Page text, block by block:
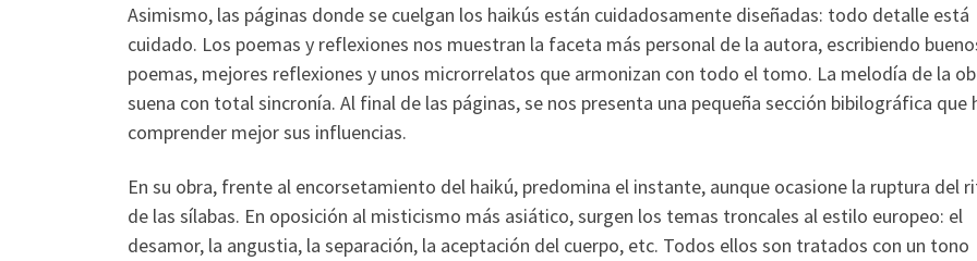
Asimismo, las páginas donde se cuelgan los haikús están cuidadosamente diseñadas: todo detalle está
cuidado. Los poemas y reflexiones nos muestran la faceta más personal de la autora, escribiendo
poemas, mejores reflexiones y unos microrrelatos que armonizan con todo el tomo. La melodía de la
suena con total sincronía. Al final de las páginas, se nos presenta una pequeña sección bibilográfica que
comprender mejor sus influencias.
En su obra, frente al encorsetamiento del haikú, predomina el instante, aunque ocasione la ruptura del
de las sílabas. En oposición al misticismo más asiático, surgen los temas troncales al estilo europeo: el
desamor, la angustia, la separación, la aceptación del cuerpo, etc. Todos ellos son tratados con un tono